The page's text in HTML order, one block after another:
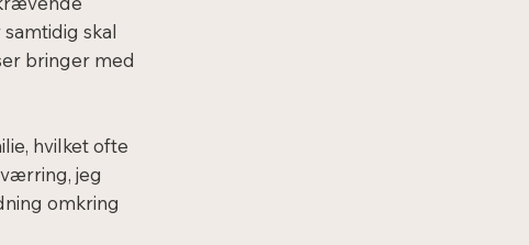
skal
bringer med
hvilket ofte
jeg
omkring